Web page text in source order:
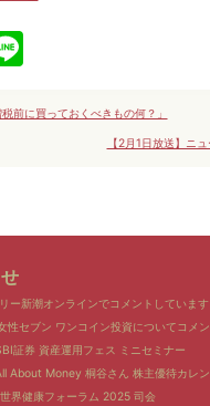
Line
前に買っておくべきもの何？」
【2月1日放送】ニ
ー新潮オンラインでコメントしています
性セブン ワンコイン投資についてコメ
証券 資産運用フェス ミニセミナー
About Money 桐谷さん 株主優待カレ
世界健康フォーラム 2025 司会